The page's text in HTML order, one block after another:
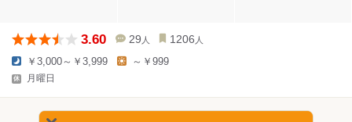
3.60 29 人 1206 人
￥3,000～￥3,999 ～￥999
月曜日